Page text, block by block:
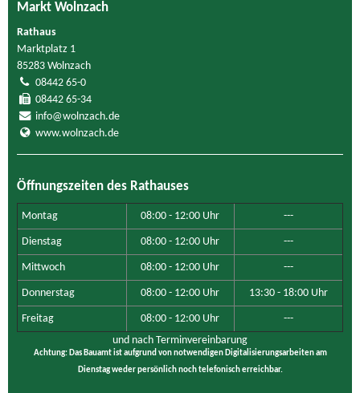
Markt Wolnzach
Rathaus
Marktplatz 1
85283 Wolnzach
08442 65-0
08442 65-34
info@wolnzach.de
www.wolnzach.de
Öffnungszeiten des Rathauses
Montag 08:00 - 12:00 Uhr ---
Dienstag 08:00 - 12:00 Uhr ---
Mittwoch 08:00 - 12:00 Uhr ---
Donnerstag 08:00 - 12:00 Uhr 13:30 - 18:00 Uhr
Freitag 08:00 - 12:00 Uhr
---
und nach Terminvereinbarung
Achtung: Das Bauamt ist aufgrund von notwendigen Digitalisierungsarbeiten am
Dienstag weder persönlich noch telefonisch erreichbar.